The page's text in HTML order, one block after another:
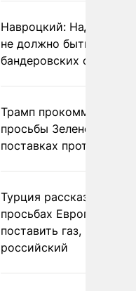
Навроцкий: Над
не должно быть
бандеровских флагов
Трамп
просьбы Зеленского о
поставках
Турция рассказала о
просьбах Европы
поставить газ, но не
российский